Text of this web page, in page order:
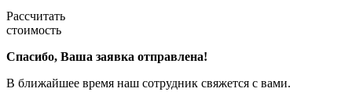
Рассчитать
стоимость
Спасибо, Ваша заявка отправлена!
В ближайшее время наш сотрудник свяжется с вами.